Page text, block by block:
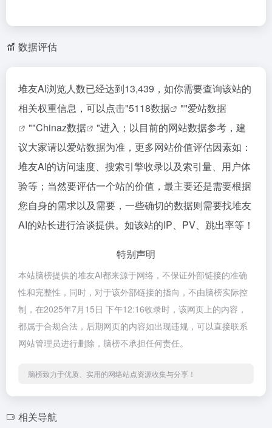
数据评估
堆友AI浏览人数已经达到13,439，如你需要查询该站的
相关权重信息，可以点击"5118数据 ""爱站数据
""Chinaz数据
"进入；以目前的网站数据参考，建
议大家请以爱站数据为准，更多网站价值评估因素如：
堆友AI的访问速度、搜索引擎收录以及索引量、用户体
验等；当然要评估一个站的价值，最主要还是需要根据
您自身的需求以及需要，一些确切的数据则需要找堆友
AI的站长进行洽谈提供。如该站的IP、PV、跳出率等！
特别声明
本站脑榜提供的堆友AI都来源于网络，不保证外部链接的准确
性和完整性，同时，对于该外部链接的指向，不由脑榜实际控
制，在2025年7月15日 下午12:16收录时，该网页上的内容，
都属于合规合法，后期网页的内容如出现违规，可以直接联系
网站管理员进行删除，脑榜不承担任何责任。
脑榜致力于优质、实用的网络站点资源收集与分享！
相关导航